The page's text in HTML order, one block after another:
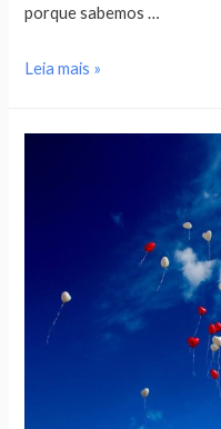
porque sabemos …
Leia mais »